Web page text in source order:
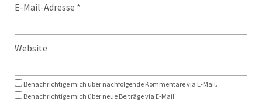
E-Mail-Adresse *
Website
Benachrichtige mich über nachfolgende Kommentare via E-Mail.
Benachrichtige mich über neue Beiträge via E-Mail.